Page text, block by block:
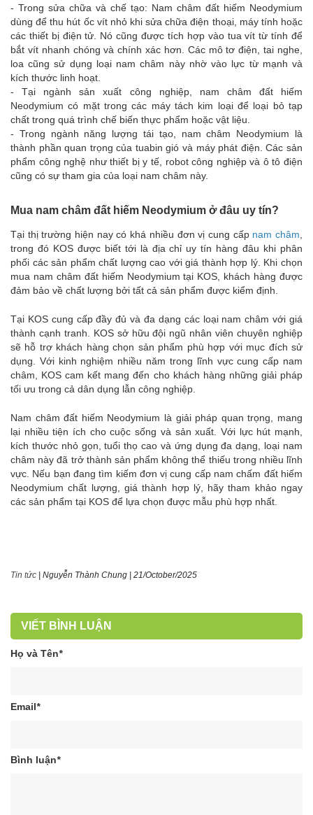
- Trong sửa chữa và chế tạo: Nam châm đất hiếm Neodymium
dùng để thu hút ốc vít nhỏ khi sửa chữa điện thoại, máy tính hoặc
các thiết bị điện tử. Nó cũng được tích hợp vào tua vít từ tính để
bắt vít nhanh chóng và chính xác hơn. Các mô tơ điện, tai nghe,
loa cũng sử dụng loại nam châm này nhờ vào lực từ mạnh và
kích thước linh hoạt.
- Tại ngành sản xuất công nghiệp, nam châm đất hiếm
Neodymium có mặt trong các máy tách kim loại để loại bỏ tạp
chất trong quá trình chế biến thực phẩm hoặc vật liệu.
- Trong ngành năng lượng tái tạo, nam châm Neodymium là
thành phần quan trọng của tuabin gió và máy phát điện. Các sản
phẩm công nghệ như thiết bị y tế, robot công nghiệp và ô tô điện
cũng có sự tham gia của loại nam châm này.
Mua nam châm đất hiếm Neodymium ở đâu uy tín?
Tại thị trường hiện nay có khá nhiều đơn vị cung cấp nam châm
trong đó KOS được biết tới là địa chỉ uy tín hàng đâu khi phân
phối các sản phẩm chất lượng cao với giá thành hợp lý. Khi chọn
mua nam châm đất hiếm Neodymium tại KOS, khách hàng được
đảm bảo về chất lượng bởi tất cả sản phẩm được kiểm định.
Tại KOS cung cấp đầy đủ và đa dạng các loại nam châm với giá
thành cạnh tranh. KOS sở hữu đội ngũ nhân viên chuyên nghiệp
sẽ hỗ trợ khách hàng chọn sản phẩm phù hợp với mục đích sử
dụng. Với kinh nghiệm nhiều năm trong lĩnh vực cung cấp nam
châm, KOS cam kết mang đến cho khách hàng những giải pháp
tối ưu trong cả dân dụng lẫn công nghiệp.
Nam châm đất hiếm Neodymium là giải pháp quan trọng, mang
lại nhiều tiện ích cho cuộc sống và sản xuất. Với lực hút mạnh,
kích thước nhỏ gọn, tuổi thọ cao và ứng dụng đa dạng, loại nam
châm này đã trở thành sản phẩm không thể thiếu trong nhiều lĩnh
vực. Nếu bạn đang tìm kiếm đơn vị cung cấp nam chấm đất hiếm
Neodymium chất lượng, giá thành hợp lý, hãy tham khảo ngay
các sản phẩm tại KOS để lựa chọn được mẫu phù hợp nhất.
Tin tức Nguyễn Thành Chung 21/October/2025
VIẾT BÌNH LUẬN
Họ và Tên*
Email*
Bình luận*